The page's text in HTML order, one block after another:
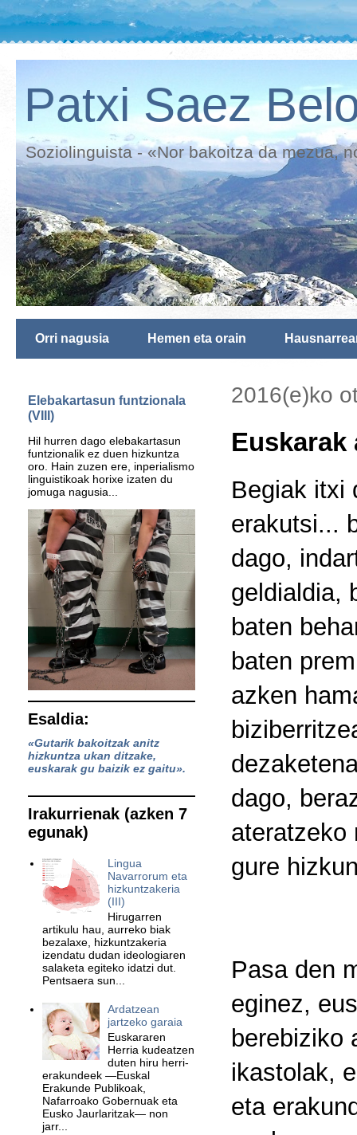
Patxi Saez
Soziolinguista - «Nor bakoitza da mezua,
Orri nagusia Hemen eta orain
2016(e)ko
Euskarak
Begiak itxi
erakutsi...
dago,
geldialdia,
baten
baten
azken
dago,
ateratzeko
gure
Pasa den
eginez,
berebiziko
ikastolak,
eta
Elebakartasun funtzionala
(VIII)
Hil hurren dago elebakartasun
funtzionalik ez duen hizkuntza
oro. Hain zuzen ere, inperialismo
linguistikoak horixe izaten du
jomuga nagusia...
Esaldia:
«Gutarik bakoitzak anitz
hizkuntza ukan ditzake,
euskarak gu baizik ez gaitu».
Irakurrienak (azken 7
egunak)
Lingua
Navarrorum eta
hizkuntzakeria
(III)
Hirugarren
artikulu hau, aurreko biak
bezalaxe, hizkuntzakeria
izendatu dudan ideologiaren
salaketa egiteko idatzi dut.
Pentsaera sun...
Ardatzean
jartzeko garaia
Euskararen
Herria kudeatzen
duten hiru herri-
erakundeek —Euskal
Erakunde Publikoak,
Nafarroako Gobernuak eta
Eusko Jaurlaritzak— non
jarr...